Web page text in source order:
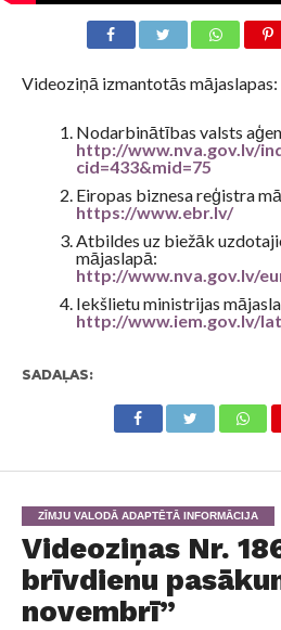
Videoziņā izmantotās mājaslapas:
Nodarbinātības valsts
http://www.nva.gov.lv/
cid=433&mid=75
Eiropas biznesa reģistra
https://www.ebr.lv/
Atbildes uz biežāk
mājaslapā:
http://www.nva.gov.lv/
Iekšlietu ministrijas
http://www.iem.gov.lv/
SADAĻAS:
ZĪMJU VALODĀ ADAPTĒTĀ INFORMĀCIJA
Videoziņas Nr.
brīvdienu
novembrī”